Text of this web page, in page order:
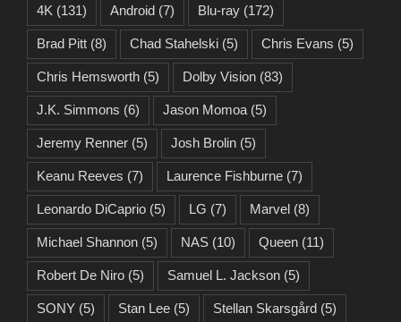
4K (131) Android (7) Blu-ray (172)
Brad Pitt (8) Chad Stahelski (5) Chris Evans (5)
Chris Hemsworth (5) Dolby Vision (83)
J.K. Simmons (6) Jason Momoa (5)
Jeremy Renner (5) Josh Brolin (5)
Keanu Reeves (7) Laurence Fishburne (7)
Leonardo DiCaprio (5) LG (7) Marvel (8)
Michael Shannon (5) NAS (10) Queen (11)
Robert De Niro (5) Samuel L. Jackson (5)
SONY (5) Stan Lee (5) Stellan Skarsgård (5)